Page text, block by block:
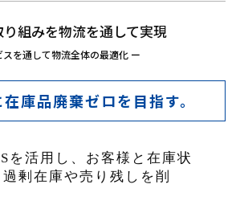
組みを物流を通して実現
を通して物流全体の最適化 ー
庫品廃棄ゼロを目指す。
を活用し、お客様と在庫状
剰在庫や売り残しを削